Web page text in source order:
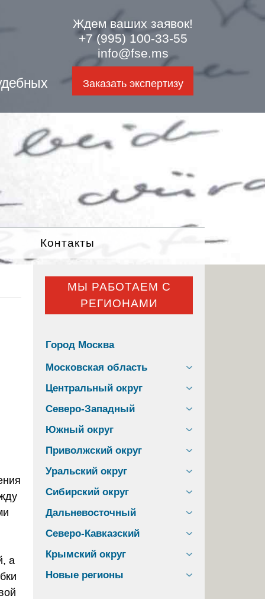
Ждем ваших заявок!
+7 (995) 100-33-55
info@fse.ms
Заказать экспертизу
Контакты
а
МЫ РАБОТАЕМ С
РЕГИОНАМИ
Город Москва
Московская область
Центральный округ
Северо-Западный
Южный округ
Приволжский округ
Уральский округ
Сибирский округ
Дальневосточный
Северо-Кавказский
Крымский округ
Новые регионы